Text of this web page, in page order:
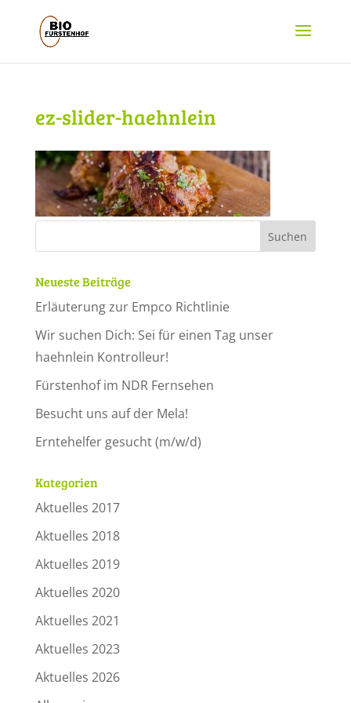
ez-slider-haehnlein
Neueste Beiträge
Erläuterung zur Empco Richtlinie
Wir suchen Dich: Sei für einen Tag unser
haehnlein Kontrolleur!
Fürstenhof im NDR Fernsehen
Besucht uns auf der Mela!
Erntehelfer gesucht (m/w/d)
Kategorien
Aktuelles 2017
Aktuelles 2018
Aktuelles 2019
Aktuelles 2020
Aktuelles 2021
Aktuelles 2023
Aktuelles 2026